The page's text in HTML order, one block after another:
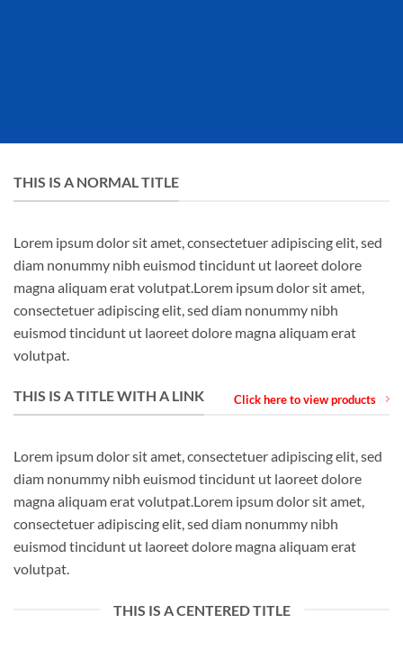
THIS IS A NORMAL TITLE
Lorem ipsum dolor sit amet, consectetuer adipiscing elit, sed
diam nonummy nibh euismod tincidunt ut laoreet dolore
magna aliquam erat volutpat.Lorem ipsum dolor sit amet,
consectetuer adipiscing elit, sed diam nonummy nibh
euismod tincidunt ut laoreet dolore magna aliquam erat
volutpat.
THIS IS A TITLE WITH A LINK Click here to view products
Lorem ipsum dolor sit amet, consectetuer adipiscing elit, sed
diam nonummy nibh euismod tincidunt ut laoreet dolore
magna aliquam erat volutpat.Lorem ipsum dolor sit amet,
consectetuer adipiscing elit, sed diam nonummy nibh
euismod tincidunt ut laoreet dolore magna aliquam erat
volutpat.
THIS IS A CENTERED TITLE